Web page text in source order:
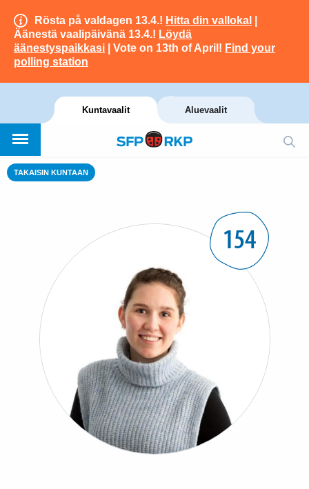
Rösta på valdagen 13.4.! Hitta din vallokal
Äänestä vaalipäivänä 13.4.! Löydä
äänestyspaikkasi | Vote on 13th of April! Find your
polling station
Kuntavaalit Aluevaalit
TAKAISIN KUNTAAN
154